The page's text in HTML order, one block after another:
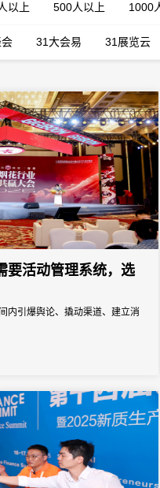
以上 500人以上 1000
31大会易 31展览云
要活动管理系统，选
内引爆舆论、撬动渠道、建立消
品发布会也是一场“高难度战
。选择一款真正懂新品发布会场